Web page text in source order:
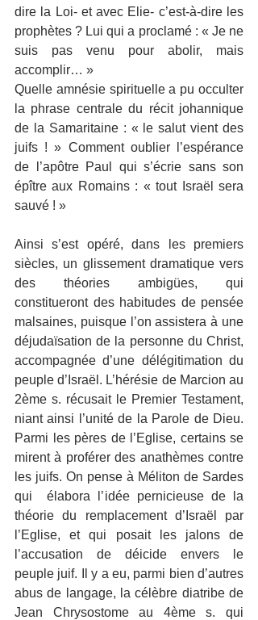
dire la Loi- et avec Elie- c’est-à-dire les
prophètes ? Lui qui a proclamé : « Je ne
suis pas venu pour abolir, mais
accomplir… »
Quelle amnésie spirituelle a pu occulter
la phrase centrale du récit johannique
de la Samaritaine : « le salut vient des
juifs ! » Comment oublier l’espérance
de l’apôtre Paul qui s’écrie sans son
épître aux Romains : « tout Israël sera
sauvé ! »
Ainsi s’est opéré, dans les premiers
siècles, un glissement dramatique vers
des théories ambigües, qui
constitueront des habitudes de pensée
malsaines, puisque l’on assistera à une
déjudaïsation de la personne du Christ,
accompagnée d’une délégitimation du
peuple d’Israël. L’hérésie de Marcion au
2ème s. récusait le Premier Testament,
niant ainsi l’unité de la Parole de Dieu.
Parmi les pères de l’Eglise, certains se
mirent à proférer des anathèmes contre
les juifs. On pense à Méliton de Sardes
qui  élabora l’idée pernicieuse de la
théorie du remplacement d’Israël par
l’Eglise, et qui posait les jalons de
l’accusation de déicide envers le
peuple juif. Il y a eu, parmi bien d’autres
abus de langage, la célèbre diatribe de
Jean Chrysostome au 4ème s. qui